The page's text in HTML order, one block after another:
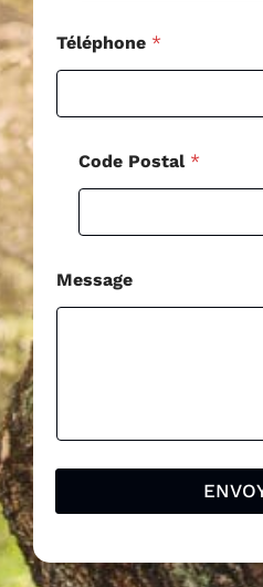
Téléphone *
Code Postal *
Message